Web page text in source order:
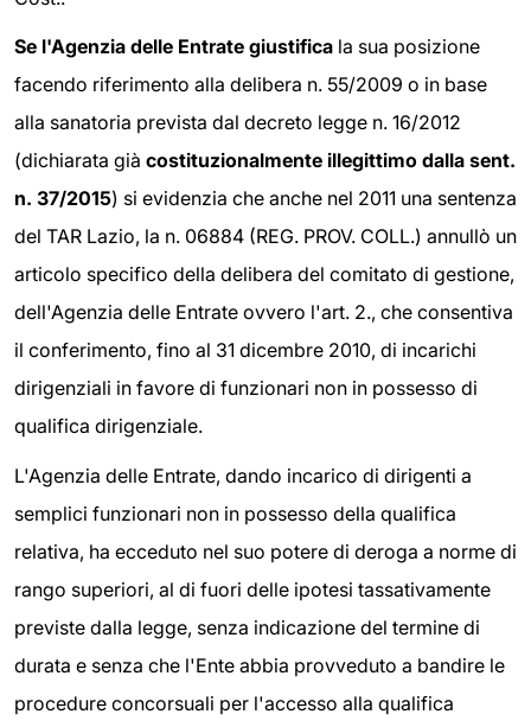
Se l'Agenzia delle Entrate giustifica la sua posizione
facendo riferimento alla delibera n. 55/2009 o in base
alla sanatoria prevista dal decreto legge n. 16/2012
(dichiarata già costituzionalmente illegittimo dalla sent.
n. 37/2015) si evidenzia che anche nel 2011 una sentenza
del TAR Lazio, la n. 06884 (REG. PROV. COLL.) annullò un
articolo specifico della delibera del comitato di gestione,
dell'Agenzia delle Entrate ovvero l'art. 2., che consentiva
il conferimento, fino al 31 dicembre 2010, di incarichi
dirigenziali in favore di funzionari non in possesso di
qualifica dirigenziale.
L'Agenzia delle Entrate, dando incarico di dirigenti a
semplici funzionari non in possesso della qualifica
relativa, ha ecceduto nel suo potere di deroga a norme di
rango superiori, al di fuori delle ipotesi tassativamente
previste dalla legge, senza indicazione del termine di
durata e senza che l'Ente abbia provveduto a bandire le
procedure concorsuali per l'accesso alla qualifica